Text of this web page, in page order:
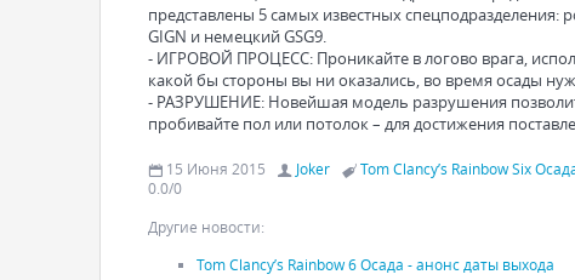
представлены 5 самых известных спецподразделения:
GIGN и немецкий GSG9.
- ИГРОВОЙ ПРОЦЕСС: Проникайте в логово врага,
какой бы стороны вы ни оказались, во время осады
- РАЗРУШЕНИЕ: Новейшая модель разрушения
пробивайте пол или потолок – для достижения
15 Июня 2015 Joker Tom Clancy’s Rainbow Six
0.0/0
Другие новости:
Tom Clancy’s Rainbow 6 Осада - анонс даты выхода